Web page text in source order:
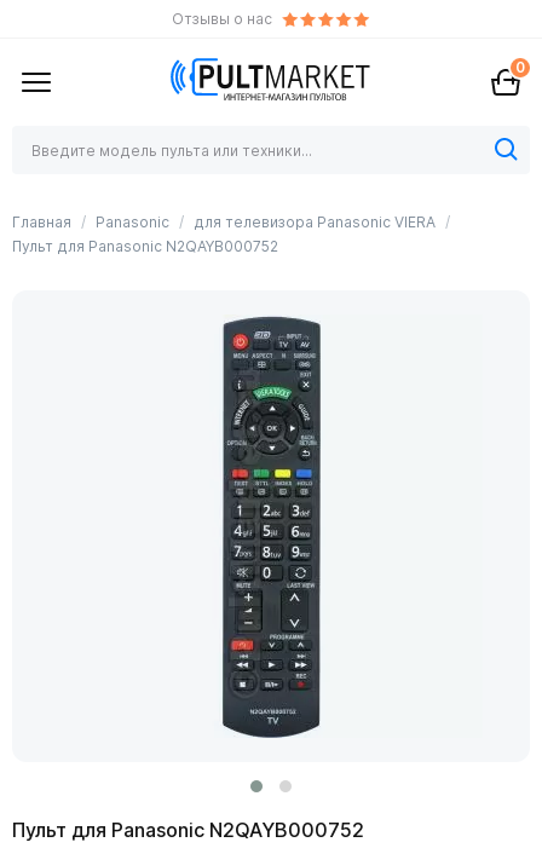
Отзывы о нас
0
Главная Panasonic
для телевизора Panasonic VIERA
Пульт для Panasonic N2QAYB000752
Пульт для Panasonic N2QAYB000752